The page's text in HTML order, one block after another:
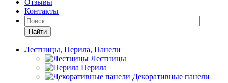
Отзывы
Контакты
Найти
Лестницы, Перила, Панели
Лестницы
Перила
Декоративные панели